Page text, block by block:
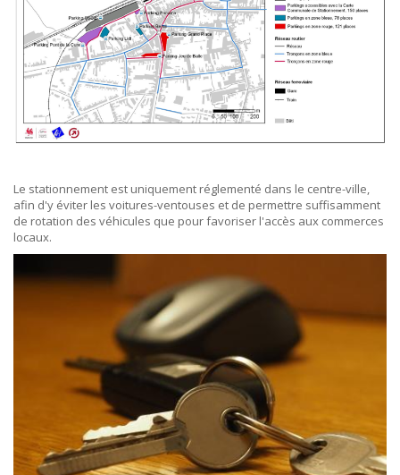
Le stationnement est uniquement réglementé dans le centre-ville,
afin d'y éviter les voitures-ventouses et de permettre suffisamment
de rotation des véhicules que pour favoriser l'accès aux commerces
locaux.